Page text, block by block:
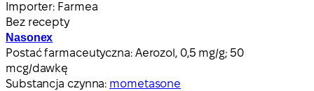
Importer: Farmea
Bez recepty
Nasonex
Postać farmaceutyczna: Aerozol, 0,5 mg/g; 50
mcg/dawkę
Substancja czynna: mometasone